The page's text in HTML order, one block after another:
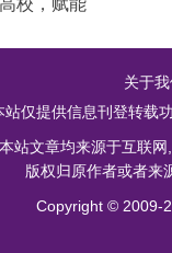
校，赋能
关于
站仅提供信息刊登转载
本站文章均来源于互联
版权归原作者或者来
Copyright © 2009-